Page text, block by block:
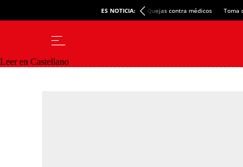
ES NOTICIA: Quejas contra médicos Toma
Leer en Castellano